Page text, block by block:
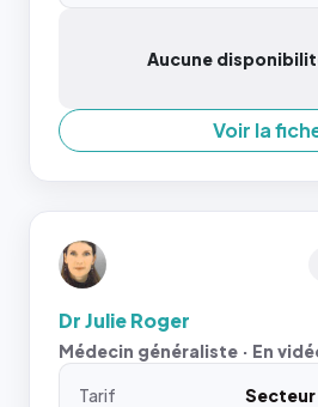
Aucune
Voir la
Dr Julie Roger
Médecin généraliste · En
Tarif Secteur